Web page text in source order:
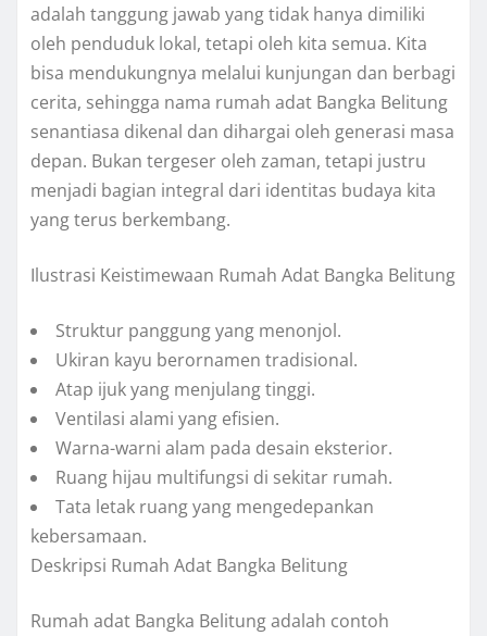
adalah tanggung jawab yang tidak hanya dimiliki
oleh penduduk lokal, tetapi oleh kita semua. Kita
bisa mendukungnya melalui kunjungan dan berbagi
cerita, sehingga nama rumah adat Bangka Belitung
senantiasa dikenal dan dihargai oleh generasi masa
depan. Bukan tergeser oleh zaman, tetapi justru
menjadi bagian integral dari identitas budaya kita
yang terus berkembang.
Ilustrasi Keistimewaan Rumah Adat Bangka Belitung
Struktur panggung yang menonjol.
Ukiran kayu berornamen tradisional.
Atap ijuk yang menjulang tinggi.
Ventilasi alami yang efisien.
Warna-warni alam pada desain eksterior.
Ruang hijau multifungsi di sekitar rumah.
Tata letak ruang yang mengedepankan
kebersamaan.
Deskripsi Rumah Adat Bangka Belitung
Rumah adat Bangka Belitung adalah contoh